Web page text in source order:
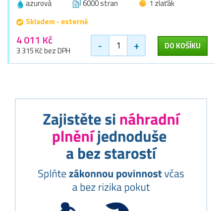
azurová 6000 stran
1 zlaťák
Skladem - externě
4 011 Kč
3 315 Kč bez DPH - + DO KOŠÍKU